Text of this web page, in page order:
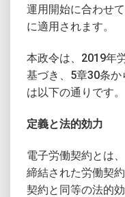
運用開始に合わせ
に適用されます。
本政令は、2019年
基づき、5章30条
は以下の通りです。
定義と法的効力
電子労働契約とは
締結された労働契
契約と同等の法的